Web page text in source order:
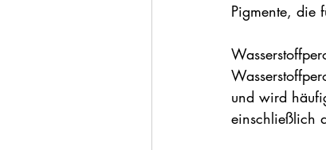
Pigmente, die
und wird
einschließlich